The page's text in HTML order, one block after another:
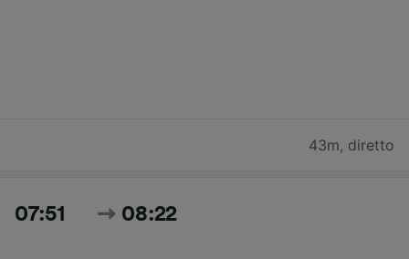
43m, diretto
07:51 08:22